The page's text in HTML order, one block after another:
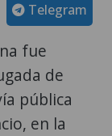
Telegram
fue
de
pública
en la